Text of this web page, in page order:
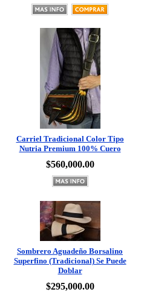
Carriel Tradicional Color Tipo
Nutria Premium 100% Cuero
$560,000.00
Sombrero Aguadeño Borsalino
Superfino (Tradicional) Se Puede
Doblar
$295,000.00